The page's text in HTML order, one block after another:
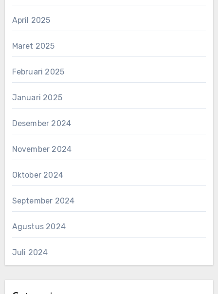
April 2025
Maret 2025
Februari 2025
Januari 2025
Desember 2024
November 2024
Oktober 2024
September 2024
Agustus 2024
Juli 2024